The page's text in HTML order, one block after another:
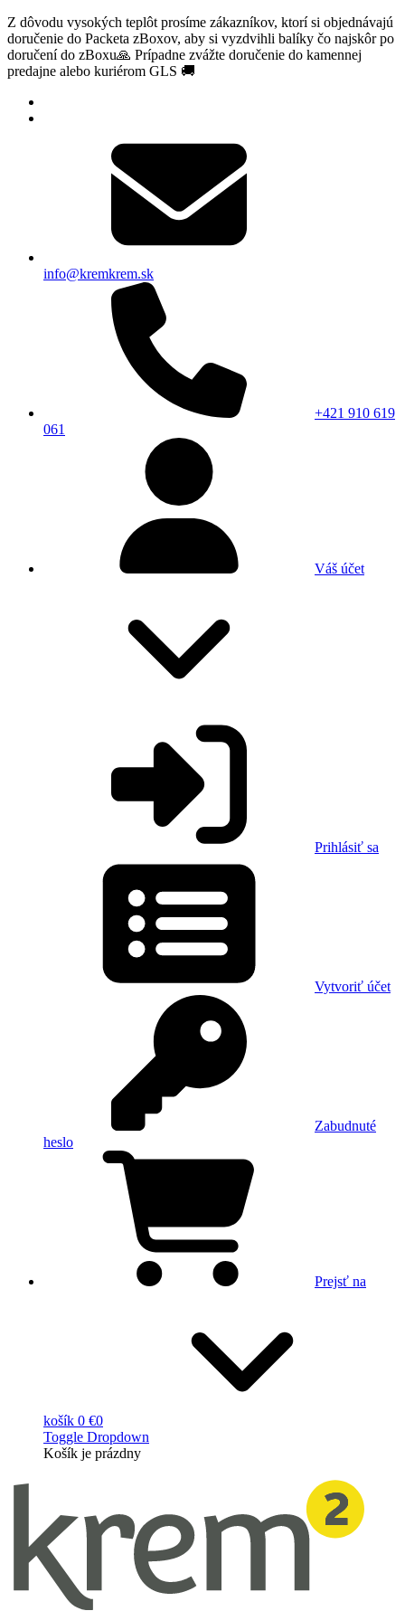
Z dôvodu vysokých teplôt prosíme zákazníkov, ktorí si objednávajú
doručenie do Packeta zBoxov, aby si vyzdvihli balíky čo najskôr po
doručení do zBoxu🙏 Prípadne zvážte doručenie do kamennej
predajne alebo kuriérom GLS 🚚
info@kremkrem.sk
+421 910 619
061
Váš účet
Prihlásiť sa
Vytvoriť účet
Zabudnuté
heslo
Prejsť na
košík 0 €0
Toggle Dropdown
Košík je prázdny